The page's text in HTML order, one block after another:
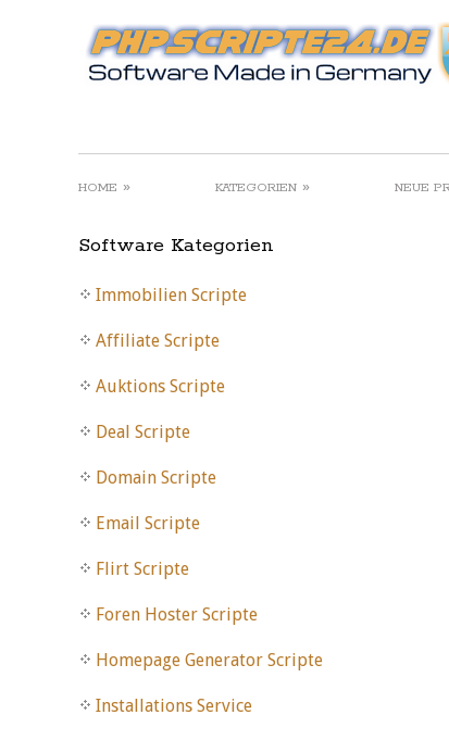
HOME » KATEGORIEN » NEUE
Software Kategorien
Immobilien Scripte
Affiliate Scripte
Auktions Scripte
Deal Scripte
Domain Scripte
Email Scripte
Flirt Scripte
Foren Hoster Scripte
Homepage Generator Scripte
Installations Service